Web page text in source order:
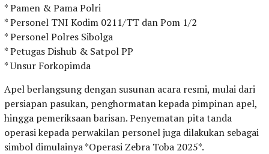
* Pamen & Pama Polri
* Personel TNI Kodim 0211/TT dan Pom 1/2
* Personel Polres Sibolga
* Petugas Dishub & Satpol PP
* Unsur Forkopimda
Apel berlangsung dengan susunan acara resmi, mulai dari
persiapan pasukan, penghormatan kepada pimpinan apel,
hingga pemeriksaan barisan. Penyematan pita tanda
operasi kepada perwakilan personel juga dilakukan sebagai
simbol dimulainya *Operasi Zebra Toba 2025*.